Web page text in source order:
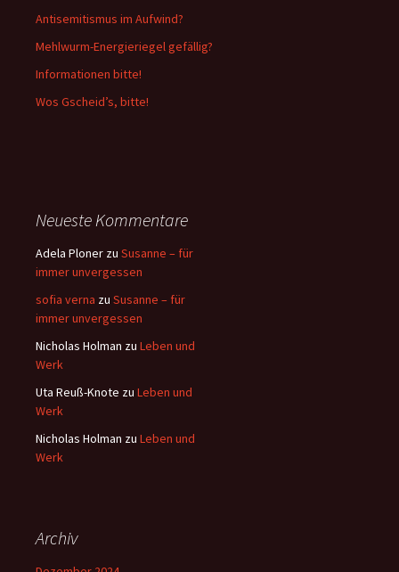
Antisemitismus im Aufwind?
Mehlwurm-Energieriegel gefällig?
Informationen bitte!
Wos Gscheid’s, bitte!
Neueste Kommentare
Adela Ploner zu Susanne – für
immer unvergessen
sofia verna zu Susanne – für
immer unvergessen
Nicholas Holman zu Leben und
Werk
Uta Reuß-Knote zu Leben und
Werk
Nicholas Holman zu Leben und
Werk
Archiv